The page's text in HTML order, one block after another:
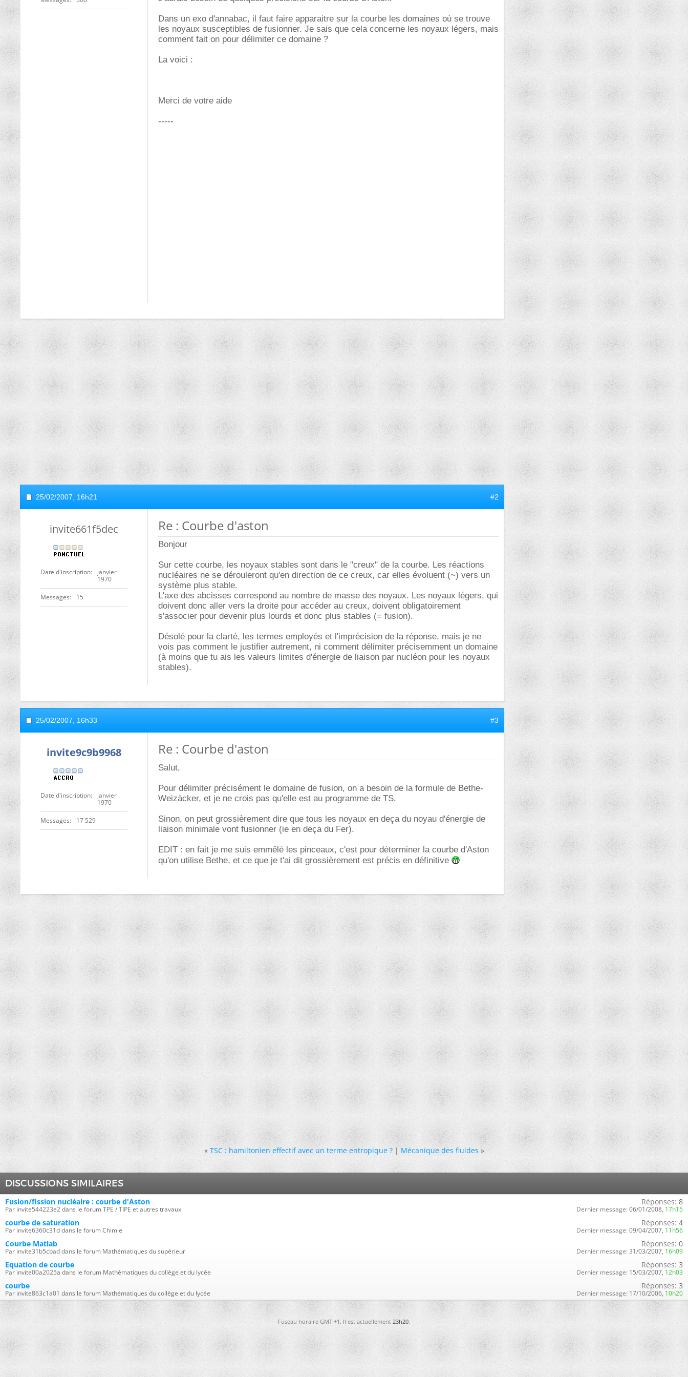
Dans un exo d'annabac, il faut faire apparaitre sur la courbe les domaines où se trouve
les noyaux susceptibles de fusionner. Je sais que cela concerne les noyaux légers, mais
comment fait on pour délimiter ce domaine ?
La voici :
Merci de votre aide
-----
25/02/2007, 16h21 #2
invite661f5dec
Date d'inscription
janvier
1970
Messages 15
Re : Courbe d'aston
Bonjour
Sur cette courbe, les noyaux stables sont dans le "creux" de la courbe. Les réactions
nucléaires ne se dérouleront qu'en direction de ce creux, car elles évoluent (~) vers un
système plus stable.
L'axe des abcisses correspond au nombre de masse des noyaux. Les noyaux légers, qui
doivent donc aller vers la droite pour accéder au creux, doivent obligatoirement
s'associer pour devenir plus lourds et donc plus stables (= fusion).
Désolé pour la clarté, les termes employés et l'imprécision de la réponse, mais je ne
vois pas comment le justifier autrement, ni comment délimiter précisemment un domaine
(à moins que tu ais les valeurs limites d'énergie de liaison par nucléon pour les noyaux
stables).
25/02/2007, 16h33 #3
invite9c9b9968
Date d'inscription
janvier
1970
Messages 17 529
Re : Courbe d'aston
Salut,
Pour délimiter précisément le domaine de fusion, on a besoin de la formule de Bethe-
Weizäcker, et je ne crois pas qu'elle est au programme de TS.
Sinon, on peut grossièrement dire que tous les noyaux en deça du noyau d'énergie de
liaison minimale vont fusionner (ie en deça du Fer).
EDIT : en fait je me suis emmêlé les pinceaux, c'est pour déterminer la courbe d'Aston
qu'on utilise Bethe, et ce que je t'ai dit grossièrement est précis en définitive
« TSC : hamiltonien effectif avec un terme entropique ?|Mécanique des fluides »
DISCUSSIONS SIMILAIRES
Fusion/fission nucléaire : courbe d'Aston
Par invite544223e2 dans le forum TPE / TIPE et autres travaux
Réponses: 8
Dernier message: 06/01/2008, 17h15
courbe de saturation
Par invite6360c31d dans le forum Chimie
Réponses: 4
Dernier message: 09/04/2007, 11h56
Courbe Matlab
Par invite31b5cbad dans le forum Mathématiques du supérieur
Réponses: 0
Dernier message: 31/03/2007, 16h09
Equation de courbe
Par invite00a2025a dans le forum Mathématiques du collège et du lycée
Réponses: 3
Dernier message: 15/03/2007, 12h03
courbe
Par invite863c1a01 dans le forum Mathématiques du collège et du lycée
Réponses: 3
Dernier message: 17/10/2006, 10h20
Fuseau horaire GMT +1. Il est actuellement23h20.